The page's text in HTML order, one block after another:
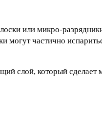
или микро-
частично
слой, который